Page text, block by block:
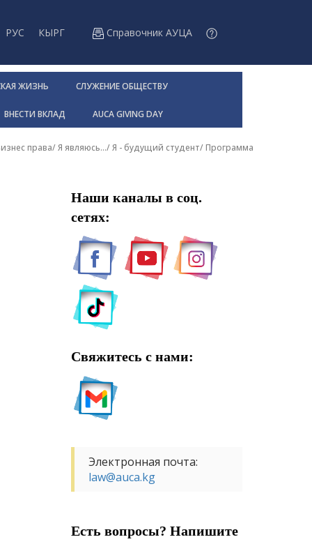
РУС КЫРГ Справочник АУЦА
ЖИЗНЬ СЛУЖЕНИЕ ОБЩЕСТВУ
ВНЕСТИ ВКЛАД AUCA GIVING DAY
права/Я являюсь.../Я - будущий студент/Программа
Наши каналы в соц.
сетях:
Свяжитесь с нами:
Электронная почта:
law@auca.kg
Есть вопросы? Напишите